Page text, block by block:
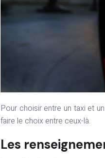
Pour choisir entre un taxi et un VTC, il faut se renseigner de très près. En connaissant ce qu’il y a à retenir, on peut
faire le choix entre ceux-là.
Les